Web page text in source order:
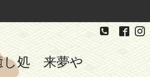
し処 来夢や